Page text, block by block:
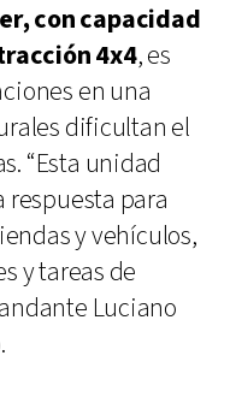
con capacidad
4x4, es
en una
dificultan el
“Esta unidad
respuesta para
y vehículos,
y tareas de
Luciano